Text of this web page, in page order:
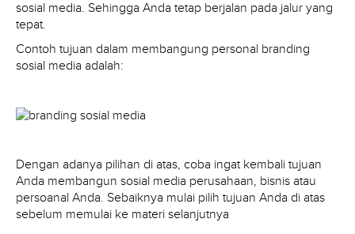
sosial media. Sehingga Anda tetap berjalan pada jalur yang
tepat.
Contoh tujuan dalam membangung personal branding
sosial media adalah:
Dengan adanya pilihan di atas, coba ingat kembali tujuan
Anda membangun sosial media perusahaan, bisnis atau
persoanal Anda. Sebaiknya mulai pilih tujuan Anda di atas
sebelum memulai ke materi selanjutnya